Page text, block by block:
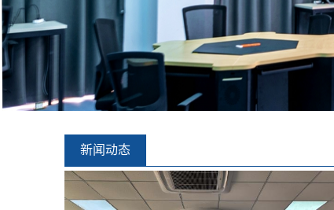
新闻动态